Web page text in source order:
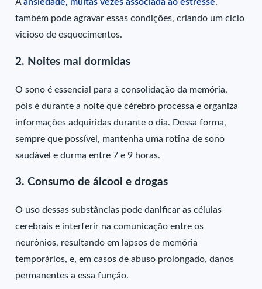
também pode agravar essas condições, criando um ciclo
vicioso de esquecimentos.
2. Noites mal dormidas
O sono é essencial para a consolidação da memória,
pois é durante a noite que cérebro processa e organiza
informações adquiridas durante o dia. Dessa forma,
sempre que possível, mantenha uma rotina de sono
saudável e durma entre 7 e 9 horas.
3. Consumo de álcool e drogas
O uso dessas substâncias pode danificar as células
cerebrais e interferir na comunicação entre os
neurônios, resultando em lapsos de memória
temporários, e, em casos de abuso prolongado, danos
permanentes a essa função.